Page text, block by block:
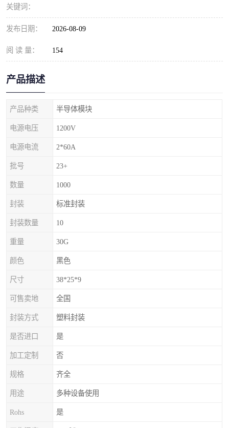
关键词：
发布日期： 2026-08-09
阅 读 量： 154
产品描述
产品种类 半导体模块
电源电压 1200V
电源电流 2*60A
批号 23+
数量 1000
封装 标准封装
封装数量 10
重量 30G
颜色 黑色
尺寸 38*25*9
可售卖地 全国
封装方式 塑料封装
是否进口 是
加工定制 否
规格 齐全
用途 多种设备使用
Rohs 是